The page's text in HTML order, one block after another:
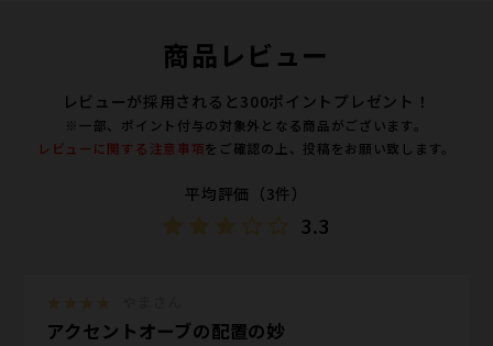
商品レビュー
レビューが採用されると300ポイントプレゼント！
※一部、ポイント付与の対象外となる商品がございます。
レビューに関する注意事項をご確認の上、投稿をお願い致します。
平均評価（3件）
3.3
アクセントオーブの配置の妙